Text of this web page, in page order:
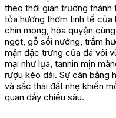
theo thời gian trưởng thành
tỏa hương thơm tinh tế của
chín mọng, hòa quyện
ngọt, gỗ sồi nướng, trầm
mặn đặc trưng của đá vôi
mại như lụa, tannin mịn
rượu kéo dài. Sự cân bằng
và sắc thái đất nhẹ khiến
quan đầy chiều sâu.